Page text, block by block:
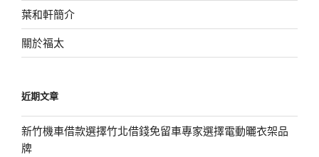
葉和軒簡介
關於福太
近期文章
新竹機車借款選擇竹北借錢免留車專家選擇電動曬衣架品
牌